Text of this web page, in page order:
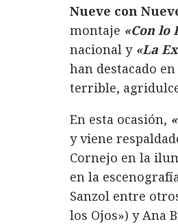
Nueve con
montaje «Con lo
nacional y «La
han destacado
terrible,
En esta ocasión,
y viene
Cornejo en la
en la
Sanzol entre
los Ojos») y Ana